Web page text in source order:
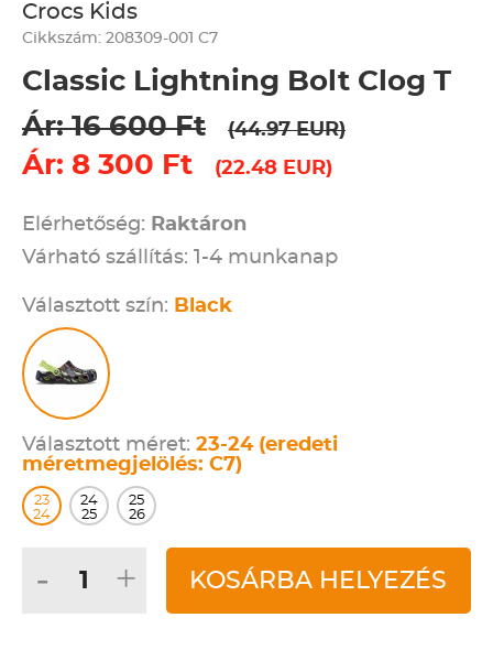
Crocs Kids
Cikkszám: 208309-001 C7
Classic Lightning Bolt Clog T
Ár: 16 600 Ft
(44.97 EUR)
Ár: 8 300 Ft (22.48 EUR)
Elérhetőség: Raktáron
Várható szállítás: 1-4 munkanap
Választott szín: Black
Választott méret: 23-24 (eredeti
méretmegjelölés: C7)
23
24
24
25
25
26
- + KOSÁRBA HELYEZÉS